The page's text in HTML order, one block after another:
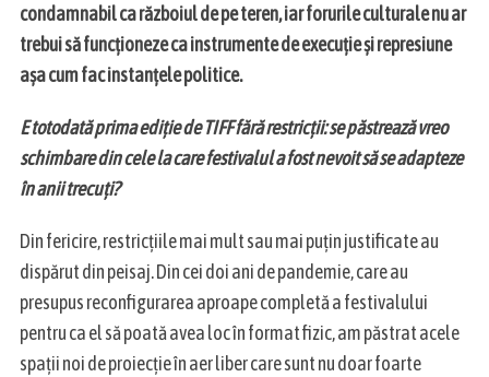
condamnabil ca războiul de pe teren, iar forurile culturale nu ar
trebui să funcționeze ca instrumente de execuție și represiune
așa cum fac instanțele politice.
E totodată prima ediție de TIFF fără restricții: se păstrează vreo
schimbare din cele la care festivalul a fost nevoit să se adapteze
în anii trecuți?
Din fericire, restricțiile mai mult sau mai puțin justificate au
dispărut din peisaj. Din cei doi ani de pandemie, care au
presupus reconfigurarea aproape completă a festivalului
pentru ca el să poată avea loc în format fizic, am păstrat acele
spații noi de proiecție în aer liber care sunt nu doar foarte